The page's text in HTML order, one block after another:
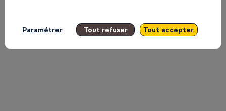
d'Inspire
11
Paramétrer Tout refuser Tout accepter